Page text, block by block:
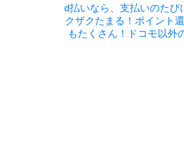
d払いなら、支払いのたび
クザクたまる！ポイント
もたくさん！ドコモ以外